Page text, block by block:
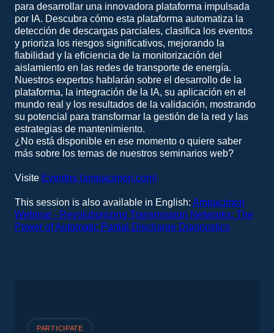
para desarrollar una innovadora plataforma impulsada
por IA. Descubra cómo esta plataforma automatiza la
detección de descargas parciales, clasifica los eventos
y prioriza los riesgos significativos, mejorando la
fiabilidad y la eficiencia de la monitorización del
aislamiento en las redes de transporte de energía.
Nuestros expertos hablarán sobre el desarrollo de la
plataforma, la integración de la IA, su aplicación en el
mundo real y los resultados de la validación, mostrando
su potencial para transformar la gestión de la red y las
estrategias de mantenimiento.
¿No está disponible en ese momento o quiere saber
más sobre los temas de nuestros seminarios web?
Visite Eventos (ampacimon.com)
This session is also available in English: Ampacimon
Webinar - Revolutionizing Transmission Networks: The
Power of Automatic Partial Discharge Diagnostics
PARTICIPATE